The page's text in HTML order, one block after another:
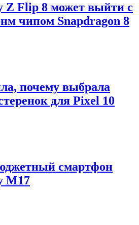
Z Flip 8 может выйти с
чипом Snapdragon 8
почему выбрала
для Pixel 10
смартфон
M17